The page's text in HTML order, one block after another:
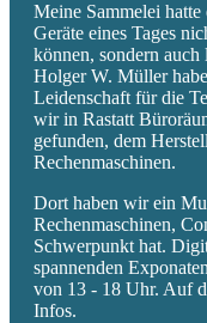
Meine Sammelei
Geräte eines Tages
können, sondern
Holger W. Müller
Leidenschaft für die
wir in Rastatt
gefunden, dem
Rechenmaschinen.
Dort haben wir ein
Rechenmaschinen,
Schwerpunkt hat.
spannenden
von 13 - 18 Uhr. Auf
Infos.